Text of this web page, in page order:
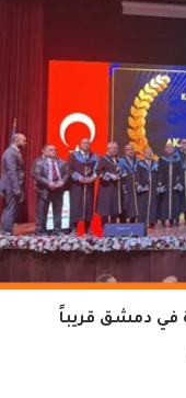
في دمشق قريباً